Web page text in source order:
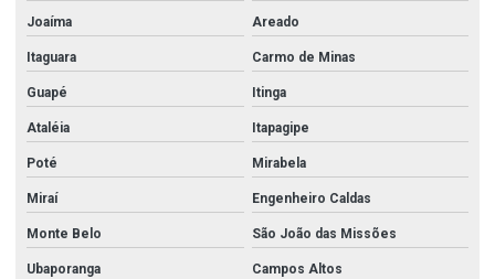
Joaíma Areado
Itaguara Carmo de Minas
Guapé Itinga
Ataléia Itapagipe
Poté Mirabela
Miraí Engenheiro Caldas
Monte Belo São João das Missões
Ubaporanga Campos Altos